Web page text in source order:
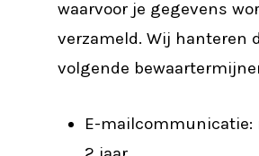
waarvoor je gegevens
verzameld. Wij hanteren
volgende
E-mailcommunicatie: